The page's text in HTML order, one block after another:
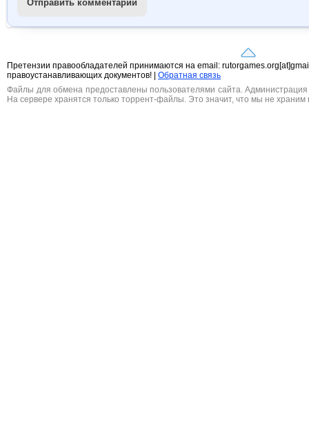
Отправить комментарий
Претензии правообладателей принимаются на email:
правоустанавливающих документов! |
Обратная связь
Файлы для обмена предоставлены пользователями сайта. Администрация
На сервере хранятся только торрент-файлы. Это значит, что мы не